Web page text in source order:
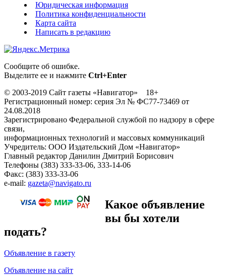
Юридическая информация
Политика конфиденциальности
Карта сайта
Написать в редакцию
Сообщите об ошибке.
Выделите ее и нажмите Ctrl+Enter
© 2003-2019 Сайт газеты «Навигатор» 18+
Регистрационный номер: серия Эл № ФС77-73469 от
24.08.2018
Зарегистрировано Федеральной службой по надзору в сфере
связи,
информационных технологий и массовых коммуникаций
Учредитель: ООО Издательский Дом «Навигатор»
Главный редактор Данилин Дмитрий Борисович
Телефоны (383) 333-33-06, 333-14-06
Факс: (383) 333-33-06
e-mail: gazeta@navigato.ru
Какое объявление
вы бы хотели
подать?
Объявление в газету
Объявление на сайт